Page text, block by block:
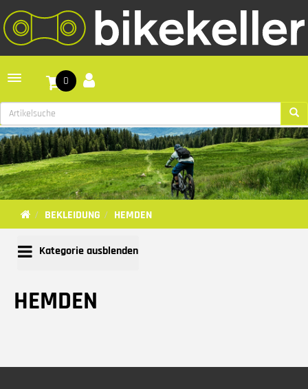
Toggle navigation
0
BEKLEIDUNG HEMDEN
Kategorie ausblenden
HEMDEN